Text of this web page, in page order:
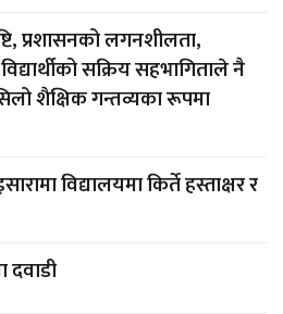
प्रशासनको लगनशीलता,
सक्रिय सहभागिताले नै
शैक्षिक गन्तव्यका रूपमा
विद्यालयमा किर्ते हस्ताक्षर र
दवाडी